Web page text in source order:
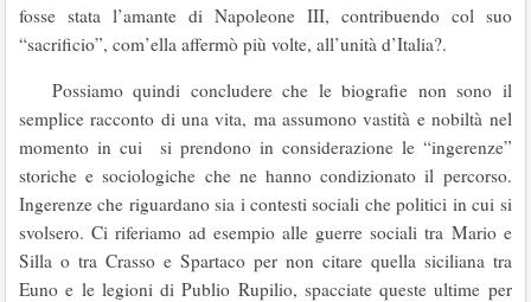
fosse stata l’amante di Napoleone III, contribuendo col suo
“sacrificio”, com’ella affermò più volte, all’unità d’Italia?.
Possiamo quindi concludere che le biografie non sono il
semplice racconto di una vita, ma assumono vastità e nobiltà nel
momento in cui si prendono in considerazione le “ingerenze”
storiche e sociologiche che ne hanno condizionato il percorso.
Ingerenze che riguardano sia i contesti sociali che politici in cui si
svolsero. Ci riferiamo ad esempio alle guerre sociali tra Mario e
Silla o tra Crasso e Spartaco per non citare quella siciliana tra
Euno e le legioni di Publio Rupilio, spacciate queste ultime per